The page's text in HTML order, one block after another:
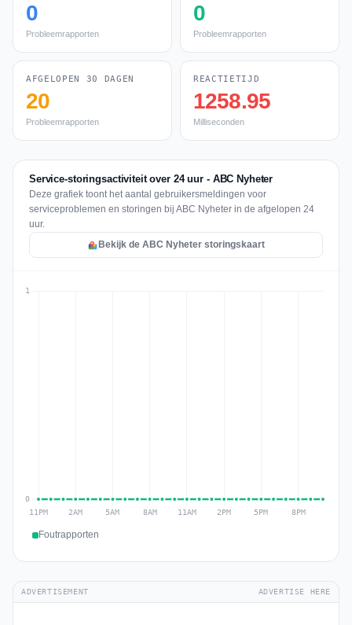
0
Probleemrapporten
0
Probleemrapporten
AFGELOPEN 30 DAGEN
20
Probleemrapporten
REACTIETIJD
1258.95
Milliseconden
Service-storingsactiviteit over 24 uur - ABC Nyheter
Deze grafiek toont het aantal gebruikersmeldingen voor
serviceproblemen en storingen bij ABC Nyheter in de afgelopen 24
uur.
Bekijk de ABC Nyheter storingskaart
Foutrapporten
ADVERTISEMENT ADVERTISE HERE